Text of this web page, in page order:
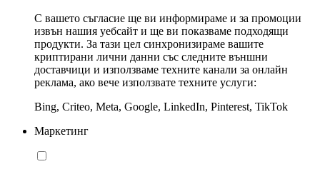
С вашето съгласие ще ви информираме и за промоции
извън нашия уебсайт и ще ви показваме подходящи
продукти. За тази цел синхронизираме вашите
криптирани лични данни със следните външни
доставчици и използваме техните канали за онлайн
реклама, ако вече използвате техните услуги:
Bing, Criteo, Meta, Google, LinkedIn, Pinterest, TikTok
Маркетинг